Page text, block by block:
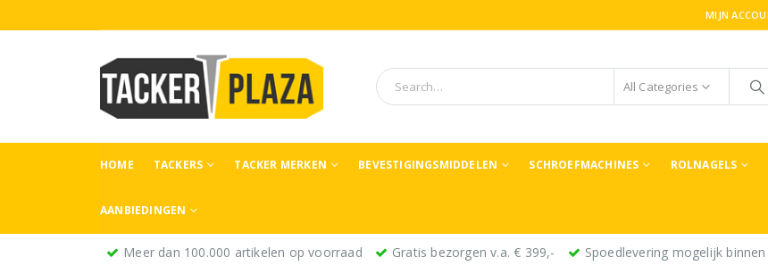
MIJN
All Categories
HOME TACKERS TACKER MERKEN BEVESTIGINGSMIDDELEN SCHROEFMACHINES ROLNAGELS
AANBIEDINGEN
Meer dan 100.000 artikelen op voorraad Gratis bezorgen v.a. € 399,- Spoedlevering mogelijk